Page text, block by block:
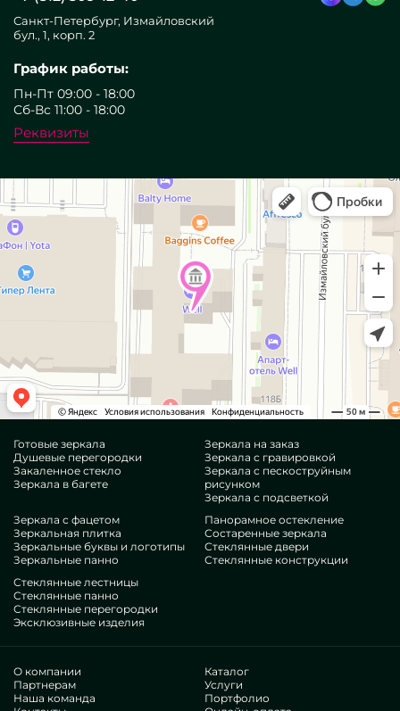
Санкт-Петербург, Измайловский
бул., 1, корп. 2
График работы:
Пн-Пт 09:00 - 18:00
Сб-Вс 11:00 - 18:00
Реквизиты
Готовые зеркала
Душевые перегородки
Закаленное стекло
Зеркала в багете
Зеркала на заказ
Зеркала с гравировкой
Зеркала с пескоструйным
рисунком
Зеркала с подсветкой
Зеркала с фацетом
Зеркальная плитка
Зеркальные буквы и логотипы
Зеркальные панно
Панорамное остекление
Состаренные зеркала
Стеклянные двери
Стеклянные конструкции
Стеклянные лестницы
Стеклянные панно
Стеклянные перегородки
Эксклюзивные изделия
О компании
Партнерам
Наша команда
Каталог
Услуги
Портфолио